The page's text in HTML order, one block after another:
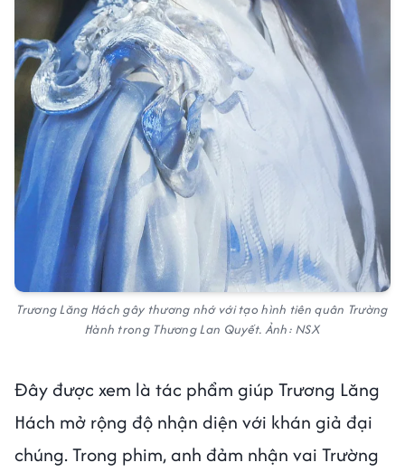
Trương Lăng Hách gây thương nhớ với tạo hình tiên quân Trường
Hành trong Thương Lan Quyết. Ảnh: NSX
Đây được xem là tác phẩm giúp Trương Lăng
Hách mở rộng độ nhận diện với khán giả đại
chúng. Trong phim, anh đảm nhận vai Trường